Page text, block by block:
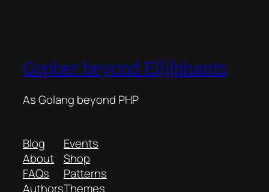
Gopher beyond El[i]phants
As Golang beyond PHP
Blog
About
FAQs
Authors
Events
Shop
Patterns
Themes